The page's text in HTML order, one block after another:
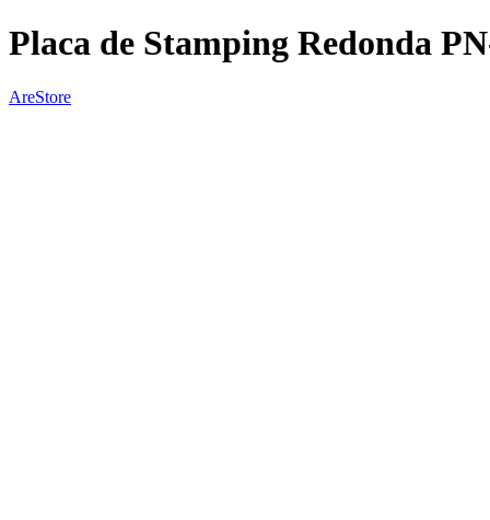
Placa de Stamping Redonda
AreStore